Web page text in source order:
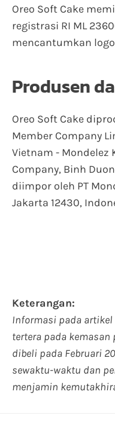
Oreo Soft Cake
registrasi RI ML
mencantumkan
Produsen
Oreo Soft Cake
Member Company
Vietnam - Mondelez
Company, Binh
diimpor oleh PT
Jakarta 12430,
Keterangan:
Informasi pada
tertera pada kemasan
dibeli pada Februari
sewaktu-waktu dan
menjamin